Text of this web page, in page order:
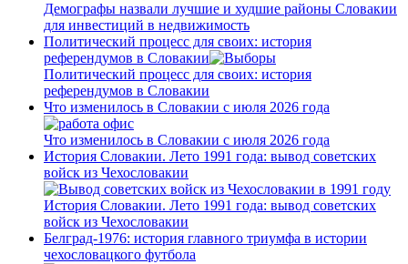
Демографы назвали лучшие и худшие районы Словакии
для инвестиций в недвижимость
Политический процесс для своих: история
референдумов в Словакии
Политический процесс для своих: история
референдумов в Словакии
Что изменилось в Словакии с июля 2026 года
Что изменилось в Словакии с июля 2026 года
История Словакии. Лето 1991 года: вывод советских
войск из Чехословакии
История Словакии. Лето 1991 года: вывод советских
войск из Чехословакии
Белград-1976: история главного триумфа в истории
чехословацкого футбола